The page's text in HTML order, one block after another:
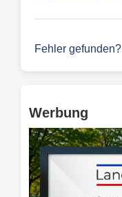
Fehler gefunden?
Werbung